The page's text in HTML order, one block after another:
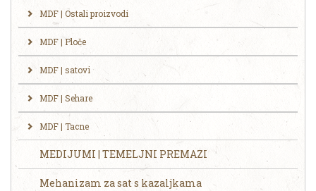
MDF | Ostali proizvodi
MDF | Ploče
MDF | satovi
MDF | Sehare
MDF | Tacne
MEDIJUMI | TEMELJNI PREMAZI
Mehanizam za sat s kazaljkama